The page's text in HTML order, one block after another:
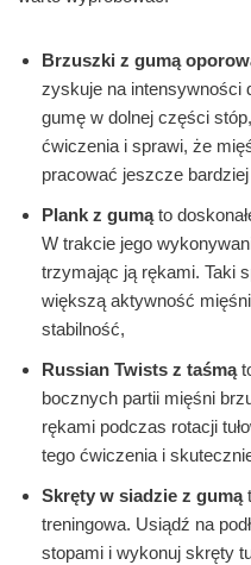
Brzuszki z gumą
zyskuje na intensywności
gumę w dolnej części
ćwiczenia i sprawi, że
pracować jeszcze
Plank z gumąto
W trakcie jego
trzymając ją rękami. Taki
większą aktywność
stabilność,
Russian Twists z taśmą
bocznych partii mięśni
rękami podczas rotacji
tego ćwiczenia i
Skręty w siadzie z gumą
treningowa. Usiądź na
stopami i wykonuj skręty